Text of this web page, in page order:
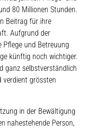
80 Millionen Stunden.
Beitrag für ihre
Aufgrund der
Pflege und Betreuung
künftig noch wichtiger.
ganz selbstverständlich
verdient grössten
in der Bewältigung
nahestehende Person,